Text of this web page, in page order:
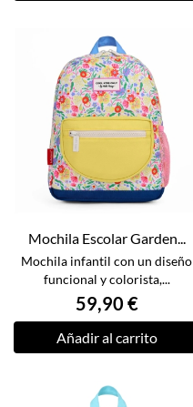
Mochila Escolar Garden...
Mochila infantil con un diseño
funcional y colorista,...
59,90 €
Añadir al carrito